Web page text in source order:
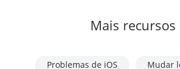
Mais recursos
Problemas de iOS Mudar